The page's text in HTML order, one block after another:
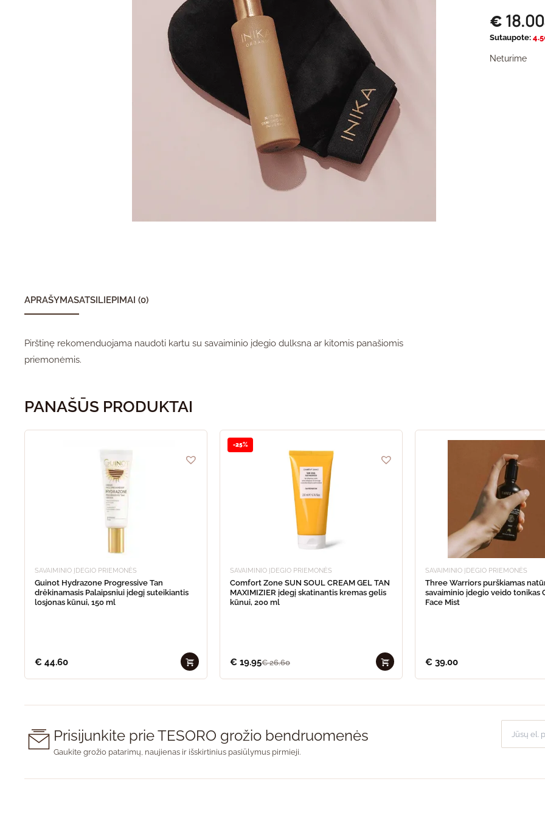
€ 18.00
Sutaupote:
Neturime
APRAŠYMASATSILIEPIMAI (0)
Pirštinę rekomenduojama naudoti kartu su savaiminio įdegio dulksna ar kitomis panašiomis
priemonėmis.
PANAŠŪS PRODUKTAI
SAVAIMINIO ĮDEGIO PRIEMONĖS
Guinot Hydrazone Progressive Tan
drėkinamasis Palaipsniui įdegį suteikiantis
losjonas kūnui, 150 ml
€ 44.60
-25%
SAVAIMINIO ĮDEGIO PRIEMONĖS
Comfort Zone SUN SOUL CREAM GEL TAN
MAXIMIZIER įdegį skatinantis kremas gelis
kūnui, 200 ml
€ 19.95€26.60
SAVAIMINIO ĮDEGIO PRIEMONĖS
Three Warriors purškiamas
savaiminio įdegio veido tonikas
Face Mist
€ 39.00
Prisijunkite prie TESORO grožio bendruomenės
Gaukite grožio patarimų, naujienas ir išskirtinius pasiūlymus pirmieji.